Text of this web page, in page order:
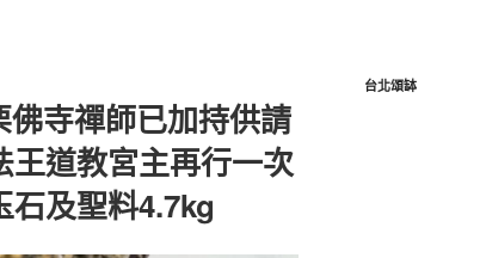
寺禪師已加持供請
王道教宮主再行一次
石及聖料4.7kg
台北頌缽